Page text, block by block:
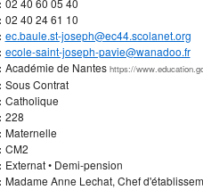
02 40 60 05 40
02 40 24 61 10
ec.baule.st-joseph@ec44.scolanet.org
ecole-saint-joseph-pavie@wanadoo.fr
Académie de Nantes https://
Sous Contrat
Catholique
228
Maternelle
CM2
Externat • Demi-pension
Madame Anne Lechat, Chef